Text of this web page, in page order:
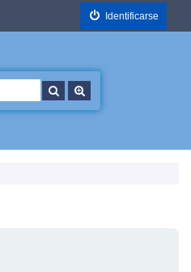
Identificarse
Buscar